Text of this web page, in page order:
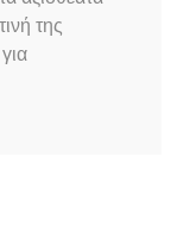
της